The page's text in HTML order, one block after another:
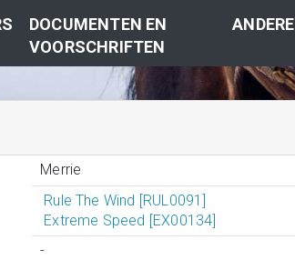
DOCUMENTEN EN
VOORSCHRIFTEN
ANDERE
Merrie
Rule The Wind [RUL0091]
Extreme Speed [EX00134]
-